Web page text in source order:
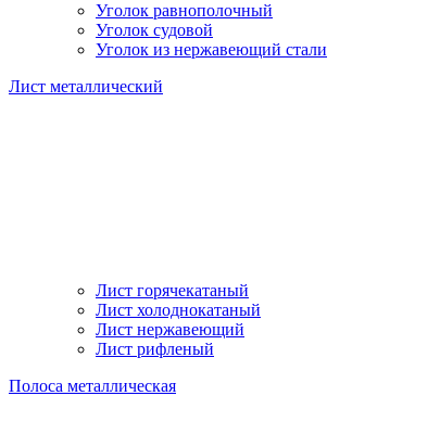
Уголок равнополочный
Уголок судовой
Уголок из нержавеющий стали
Лист металлический
Лист горячекатаный
Лист холоднокатаный
Лист нержавеющий
Лист рифленый
Полоса металлическая